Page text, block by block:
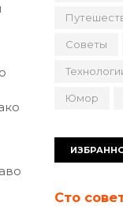
Советы
Юмор
Сто